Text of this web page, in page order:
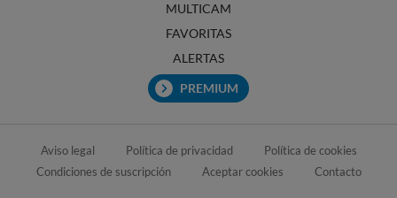
MULTICAM
FAVORITAS
ALERTAS
PREMIUM
Aviso legal Política de privacidad
Política de cookies
Condiciones de suscripción
Aceptar cookies Contacto